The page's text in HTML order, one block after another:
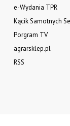
e-Wydania TPR
Kącik Samotnych
Porgram TV
agrarsklep.pl
RSS